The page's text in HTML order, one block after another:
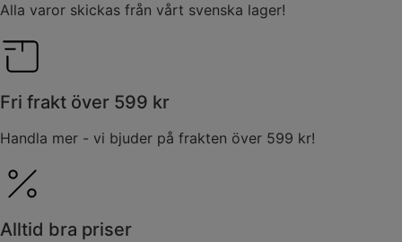
Alla varor skickas från vårt svenska lager!
Fri frakt över 599 kr
Handla mer - vi bjuder på frakten över 599 kr!
Alltid bra priser